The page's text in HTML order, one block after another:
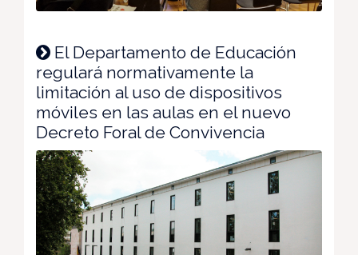
El Departamento de Educación
regulará normativamente la
limitación al uso de dispositivos
móviles en las aulas en el nuevo
Decreto Foral de Convivencia